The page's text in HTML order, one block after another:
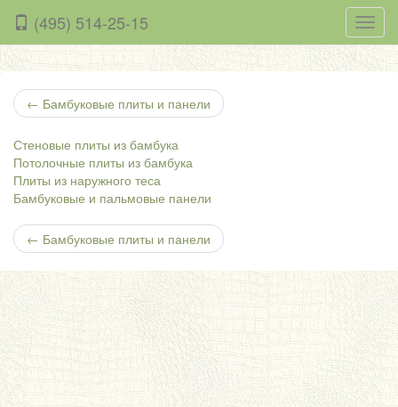
(495) 514-25-15
← Бамбуковые плиты и панели
Стеновые плиты из бамбука
Потолочные плиты из бамбука
Плиты из наружного теса
Бамбуковые и пальмовые панели
← Бамбуковые плиты и панели